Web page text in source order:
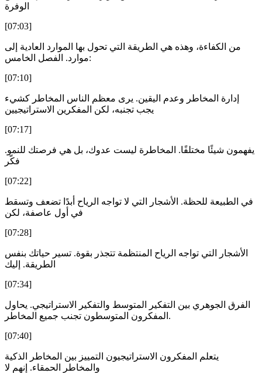
الوفرة
[07:03]
من الكفاءة، وهذه هي الطريقة التي تحول بها الموارد العادية إلى
موارد. الفصل الخامس:
[07:10]
إدارة المخاطر وعدم اليقين. يرى معظم الناس المخاطر كشيء
يجب تجنبه، لكن المفكرين الاستراتيجيين
[07:17]
يفهمون شيئًا مختلفًا. المخاطرة ليست عدوك، بل هي فرصتك للنمو.
فكّر
[07:22]
في الطبيعة للحظة. الأشجار التي لا تواجه الرياح أبدًا تضعف وتسقط
في أول عاصفة، لكن
[07:28]
الأشجار التي تواجه الرياح المنتظمة تتجذر بقوة. تسير حياتك بنفس
الطريقة. إليك
[07:34]
الفرق الجوهري بين التفكير المتوسط والتفكير الاستراتيجي. يحاول
المفكرون المتوسطون تجنب جميع المخاطر.
[07:40]
يتعلم المفكرون الاستراتيجيون التمييز بين المخاطر الذكية
والمخاطر الحمقاء. إنهم لا